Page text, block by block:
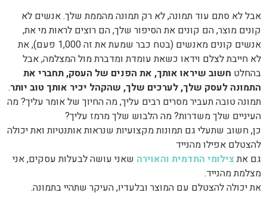
אבל לא סתם עוד תמונה, לא רק תמונה מהממת שלך. אנשים לא
קונים מוצר, הם קונים את הסיפור שלך, הם רוצים לראות מי את,
אנשים קונים מאנשים (בטח כבר שמעת את זה 1,000 פעם), את
לא חייבת לצלם וידאו כשאת עומדת ומדברת מול המצלמה, אבל
בהחלט חשוב שיראו אותך, את הפנים של העסק, תחברי את
התמונה לעסק שלך, לערכים שלך, שהקהל יכיר אותך טוב יותר.
תמונה טובה תעביר מסרים רבים עליך, מה החיוך של אומר עליך? מה
העיניים שלך משדרות? מה הלבוש שלך מרמז עליך?
כן, חשוב שתעלי גם תמונות מקצועיות שנראות אותנטיות ואת יכולה
להצטלם אפילו מהנייד
גם אתצילומי התדמית והאוירה שאני עושה לבעלות עסקים, אני
מצלמת מהנייד.
את יכולה להצטלם עם המוצר ובלעדיו, העיקר שתהיי בתמונה.